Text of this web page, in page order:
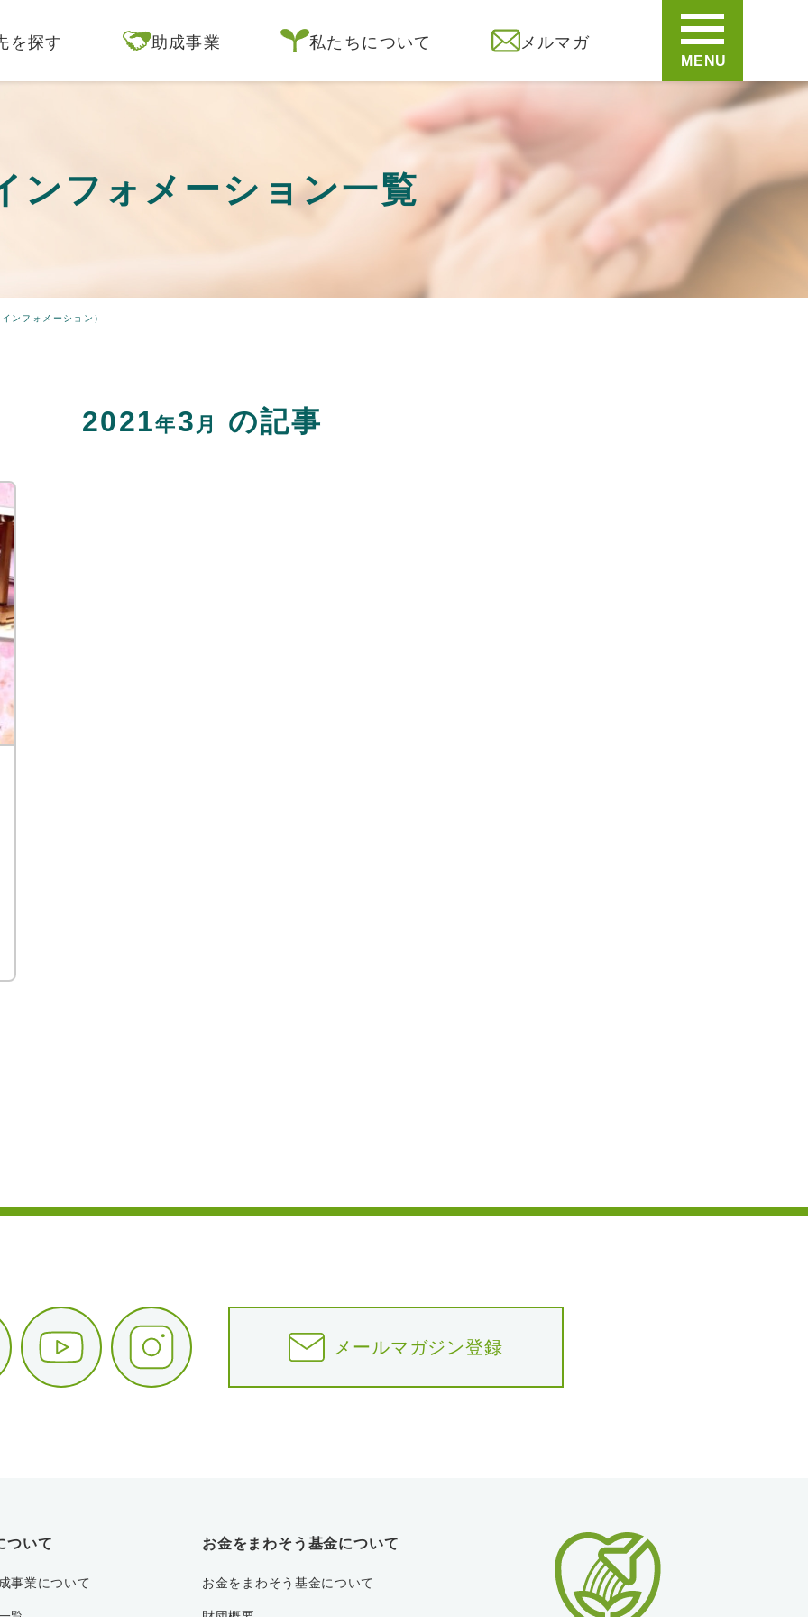
を探す 助成事業 私たちについて メルマガ
MENU
ンフォメーション一覧
ンフォメーション）
2021年3 月 の記事
メールマガジン登録
ついて
事業について
お金をまわそう基金について
お金をまわそう基金について